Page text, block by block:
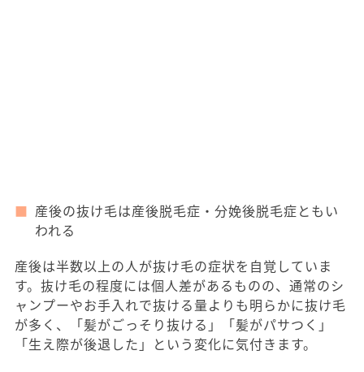
産後の抜け毛は産後脱毛症・分娩後脱毛症ともい
われる
産後は半数以上の人が抜け毛の症状を自覚していま
す。抜け毛の程度には個人差があるものの、通常のシ
ャンプーやお手入れで抜ける量よりも明らかに抜け毛
が多く、「髪がごっそり抜ける」「髪がパサつく」
「生え際が後退した」という変化に気付きます。